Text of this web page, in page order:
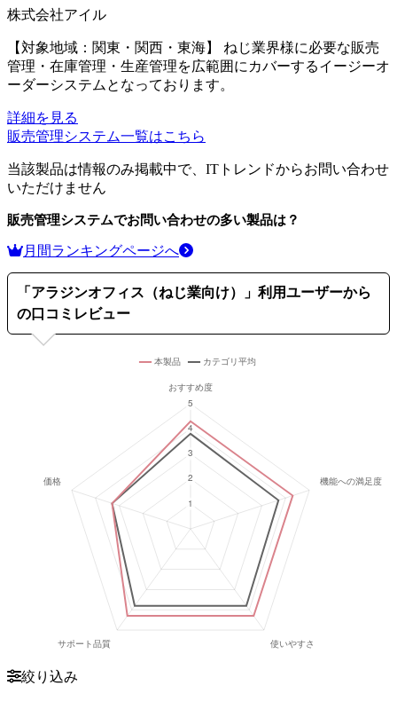
株式会社アイル
【対象地域：関東・関西・東海】 ねじ業界様に必要な販売
管理・在庫管理・生産管理を広範囲にカバーするイージーオ
ーダーシステムとなっております。
詳細を見る
販売管理システム一覧はこちら
当該製品は情報のみ掲載中で、ITトレンドからお問い合わせ
いただけません
販売管理システムでお問い合わせの多い製品は？
月間ランキングページへ
「 アラジンオフィス（ねじ業向け）
」利用ユーザーから
の口コミレビュー
絞り込み